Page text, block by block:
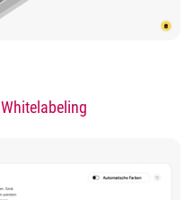
Whitelabeling